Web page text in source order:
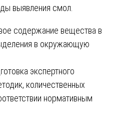
выявления смол.
содержание вещества в
в окружающую
экспертного
количественных
нормативным